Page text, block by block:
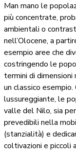
Man mano le
più concentrate,
ambientali o
nell’Olocene, a
esempio aree che
costringendo le
termini di
un classico esempio.
lussureggiante, le
valle del Nilo, sia
prevedibili nella
(stanzialità) e
coltivazioni e piccoli